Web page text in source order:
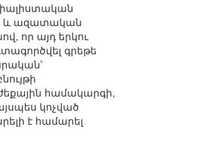
է) և ազատական
որ այդ երկու
գրեթե
համակարգի,
կոչված
է համարել